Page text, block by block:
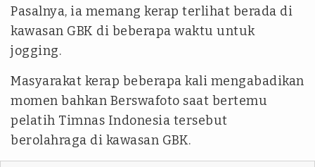
Pasalnya, ia memang kerap terlihat berada di
kawasan GBK di beberapa waktu untuk
jogging.
‎Masyarakat kerap beberapa kali mengabadikan
momen bahkan Berswafoto saat bertemu
pelatih Timnas Indonesia tersebut
berolahraga di kawasan GBK.